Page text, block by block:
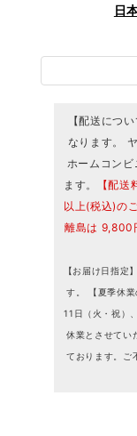
日
【配送につ
なります。
ホームコン
ます。
【配
以上(税込)の
離島は 9,800
【お届け日指定
す。 【夏季休
11日（火・祝）
休業とさせてい
ております。ご